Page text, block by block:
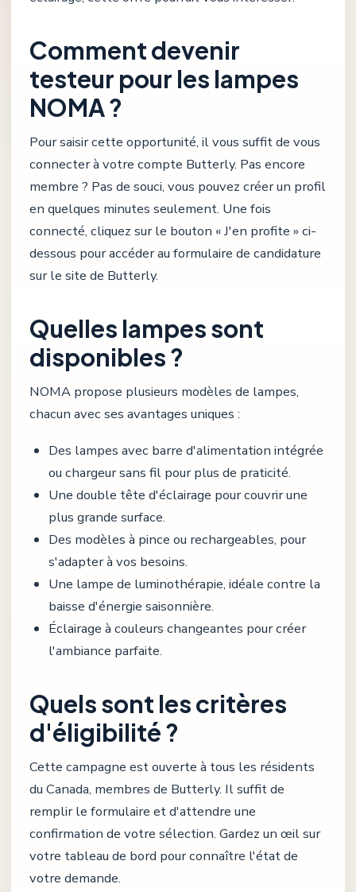
Comment devenir
testeur pour les lampes
NOMA ?
Pour saisir cette opportunité, il vous suffit de vous
connecter à votre compte Butterly. Pas encore
membre ? Pas de souci, vous pouvez créer un profil
en quelques minutes seulement. Une fois
connecté, cliquez sur le bouton « J'en profite » ci-
dessous pour accéder au formulaire de candidature
sur le site de Butterly.
Quelles lampes sont
disponibles ?
NOMA propose plusieurs modèles de lampes,
chacun avec ses avantages uniques :
Des lampes avec barre d'alimentation intégrée
ou chargeur sans fil pour plus de praticité.
Une double tête d'éclairage pour couvrir une
plus grande surface.
Des modèles à pince ou rechargeables, pour
s'adapter à vos besoins.
Une lampe de luminothérapie, idéale contre la
baisse d'énergie saisonnière.
Éclairage à couleurs changeantes pour créer
l'ambiance parfaite.
Quels sont les critères
d'éligibilité ?
Cette campagne est ouverte à tous les résidents
du Canada, membres de Butterly. Il suffit de
remplir le formulaire et d'attendre une
confirmation de votre sélection. Gardez un œil sur
votre tableau de bord pour connaître l'état de
votre demande.